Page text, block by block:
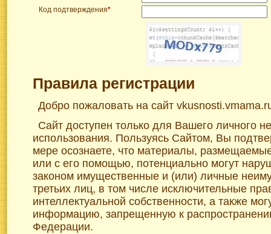
Код подтверждения*
Правила регистрации
Добро пожаловать на сайт
Сайт доступен только для Вашего личного
использования. Пользуясь Сайтом, Вы
мере осознаете, что материалы,
или с его помощью, потенциально могут
законом имущественные и (или) личные
третьих лиц, в том числе исключительные
интеллектуальной собственности, а также
информацию, запрещенную к
Федерации.